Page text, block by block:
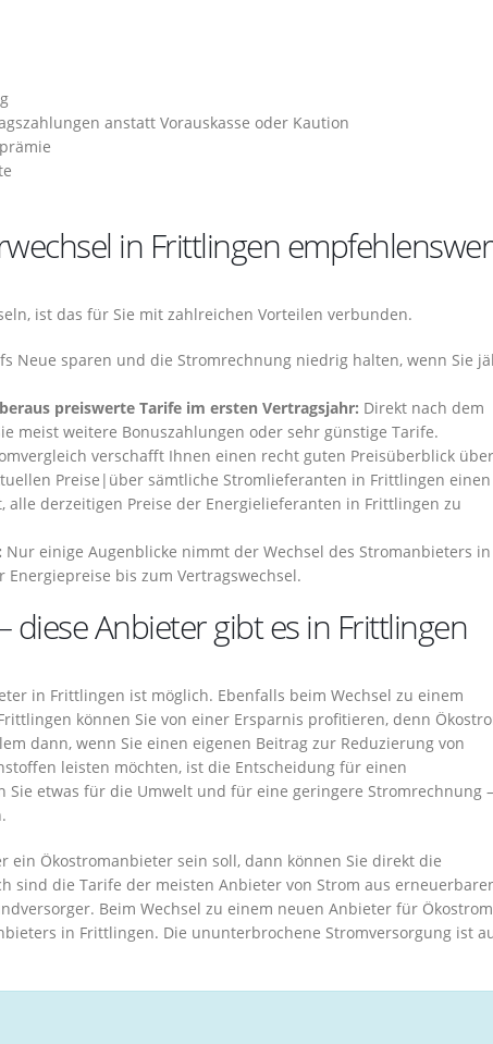
anstatt Vorauskasse oder Kaution
in Frittlingen
ist das für Sie mit zahlreichen Vorteilen verbunden.
Neue sparen und die Stromrechnung niedrig halten, wenn Sie
preiswerte Tarife im ersten Vertragsjahr: Direkt nach dem
meist weitere Bonuszahlungen oder sehr günstige Tarife.
verschafft Ihnen einen recht guten Preisüberblick
Preise|über sämtliche Stromlieferanten in Frittlingen
derzeitigen Preise der Energielieferanten in Frittlingen zu
Nur einige Augenblicke nimmt der Wechsel des Stromanbieters in
bis zum Vertragswechsel.
diese Anbieter gibt es in Frittlingen
in Frittlingen ist möglich. Ebenfalls beim Wechsel zu einem
können Sie von einer Ersparnis profitieren, denn
dann, wenn Sie einen eigenen Beitrag zur Reduzierung von
leisten möchten, ist die Entscheidung für einen
etwas für die Umwelt und für eine geringere Stromrechnung
ein Ökostromanbieter sein soll, dann können Sie direkt die
sind die Tarife der meisten Anbieter von Strom aus
Beim Wechsel zu einem neuen Anbieter für
in Frittlingen. Die ununterbrochene Stromversorgung ist